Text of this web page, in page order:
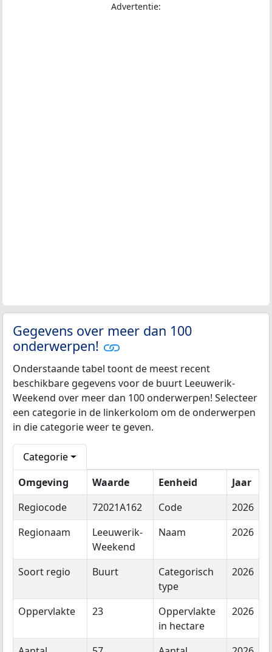
Advertentie:
Gegevens over meer dan 100
onderwerpen!
Onderstaande tabel toont de meest recent
beschikbare gegevens voor de buurt Leeuwerik-
Weekend over meer dan 100 onderwerpen! Selecteer
een categorie in de linkerkolom om de onderwerpen
in die categorie weer te geven.
Categorie
Omgeving
Waarde Eenheid
Jaar
Regiocode
72021A162 Code
2026
Regionaam
Leeuwerik-
Weekend
Naam 2026
Soort regio Buurt
Categorisch
type
2026
Oppervlakte 23
Oppervlakte
in hectare
2026